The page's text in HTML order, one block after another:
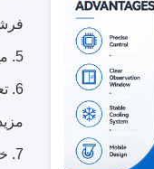
5. مع جهاز نفخ الغبار القوي والهزاز لضمان المعلومات لكل ضربة.
6. تعميم جهاز تزويد الهواء: محول التردد ومحرك الضغط العالي لضمان حجم الهواء
7. خرطوم الهواء القوي المقاوم للصدأ ذو القطر الكبير ، المغطى بجهاز التسخين ، يمكنه تسخين وتجفيف الاختبار